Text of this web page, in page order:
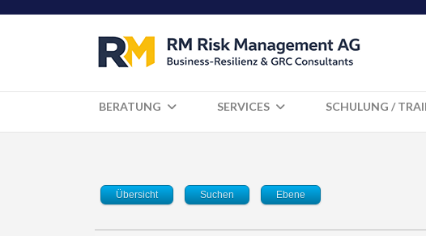
BERATUNG SERVICES SCHULUNG /
Übersicht Suchen Ebene